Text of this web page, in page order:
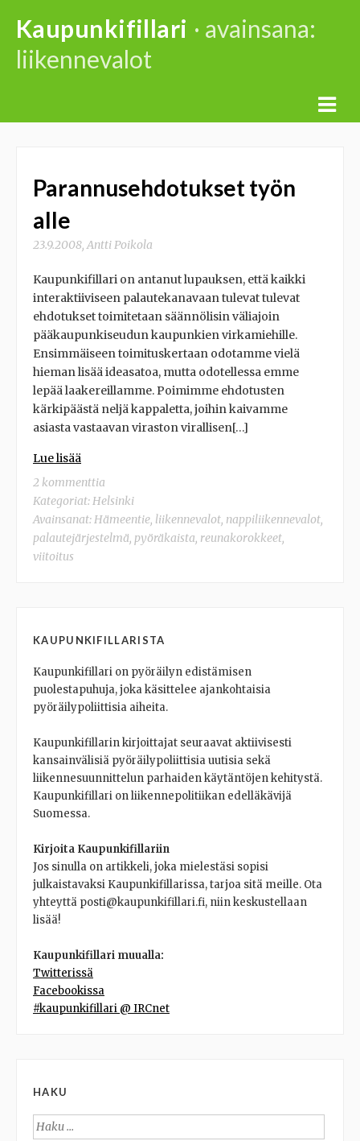
content
Kaupunkifillari · avainsana:
liikennevalot
Parannusehdotukset työn
alle
23.9.2008,Antti Poikola
Kaupunkifillari on antanut lupauksen, että kaikki
interaktiiviseen palautekanavaan tulevat tulevat
ehdotukset toimitetaan säännölisin väliajoin
pääkaupunkiseudun kaupunkien virkamiehille.
Ensimmäiseen toimituskertaan odotamme vielä
hieman lisää ideasatoa, mutta odotellessa emme
lepää laakereillamme. Poimimme ehdotusten
kärkipäästä neljä kappaletta, joihin kaivamme
asiasta vastaavan viraston virallisen[…]
Lue lisää
2 kommenttia
Kategoriat:Helsinki
Avainsanat:Hämeentie, liikennevalot, nappiliikennevalot,
palautejärjestelmä, pyöräkaista, reunakorokkeet,
viitoitus
KAUPUNKIFILLARISTA
Kaupunkifillari on pyöräilyn edistämisen
puolestapuhuja, joka käsittelee ajankohtaisia
pyöräilypoliittisia aiheita.
Kaupunkifillarin kirjoittajat seuraavat aktiivisesti
kansainvälisiä pyöräilypoliittisia uutisia sekä
liikennesuunnittelun parhaiden käytäntöjen kehitystä.
Kaupunkifillari on liikennepolitiikan edelläkävijä
Suomessa.
Kirjoita Kaupunkifillariin
Jos sinulla on artikkeli, joka mielestäsi sopisi
julkaistavaksi Kaupunkifillarissa, tarjoa sitä meille. Ota
yhteyttä posti@kaupunkifillari.fi, niin keskustellaan
lisää!
Kaupunkifillari muualla:
Twitterissä
Facebookissa
#kaupunkifillari @ IRCnet
HAKU
Haku: